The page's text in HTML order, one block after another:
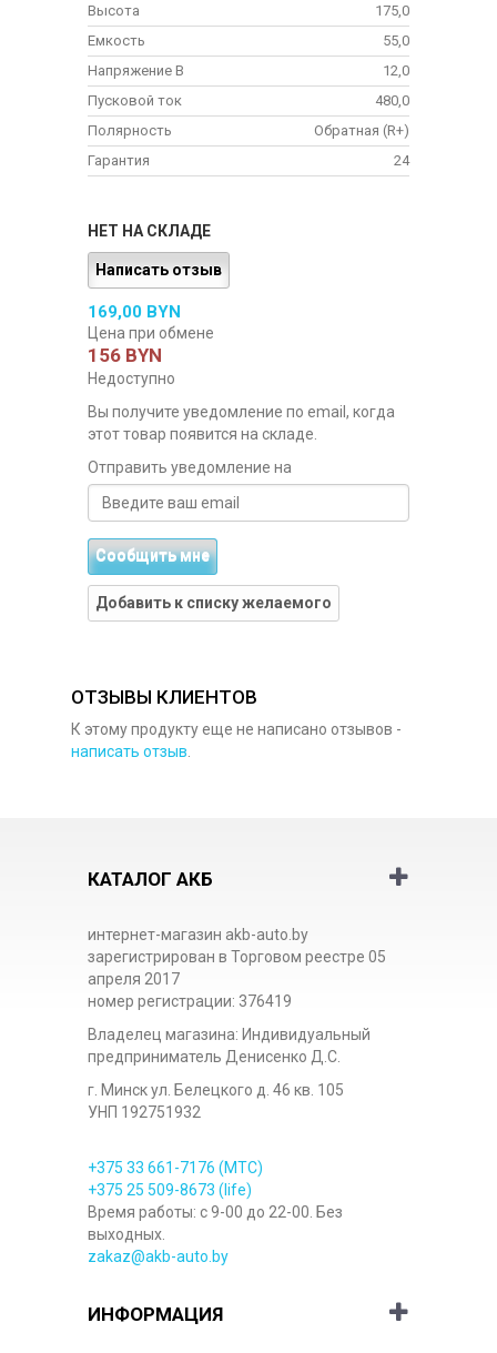
Высота
175,0
Емкость
55,0
Напряжение В
12,0
Пусковой ток
480,0
Полярность
Обратная (R+)
Гарантия
24
НЕТ НА СКЛАДЕ
Написать отзыв
169,00 BYN
Цена при обмене
156 BYN
Недоступно
Вы получите уведомление по email, когда
этот товар появится на складе.
Отправить уведомление на
Сообщить мне
Добавить к списку желаемого
ОТЗЫВЫ КЛИЕНТОВ
К этому продукту еще не написано отзывов -
написать отзыв
КАТАЛОГ АКБ
интернет-магазин akb-auto.by
зарегистрирован в Торговом реестре 05
апреля 2017
номер регистрации: 376419
Владелец магазина: Индивидуальный
предприниматель Денисенко Д.С.
г. Минск ул. Белецкого д. 46 кв. 105
УНП 192751932
+375 33 661-7176 (МТС)
+375 25 509-8673 (life)
Время работы: с 9-00 до 22-00. Без
выходных.
zakaz@akb-auto.by
ИНФОРМАЦИЯ